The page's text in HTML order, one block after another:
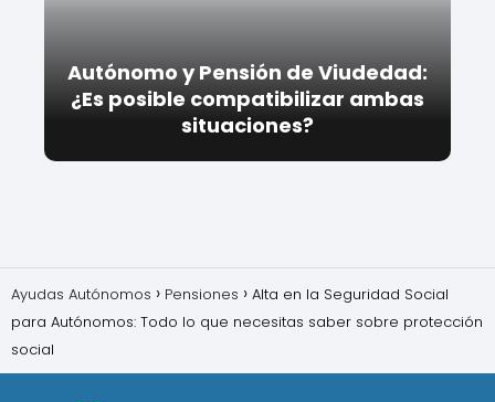
Autónomo y Pensión de Viudedad:
¿Es posible compatibilizar ambas
situaciones?
Ayudas Autónomos Pensiones
Alta en la Seguridad Social
para Autónomos: Todo lo que necesitas saber sobre protección
social